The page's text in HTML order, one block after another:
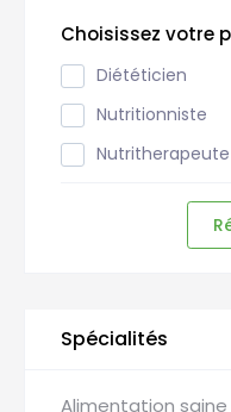
Choisissez votre
Diététicien
Nutritionniste
Nutritherapeute
Spécialités
Alimentation saine